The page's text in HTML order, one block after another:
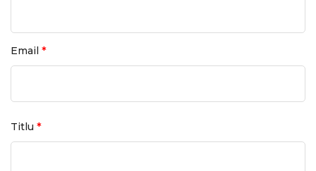
Email *
Titlu *